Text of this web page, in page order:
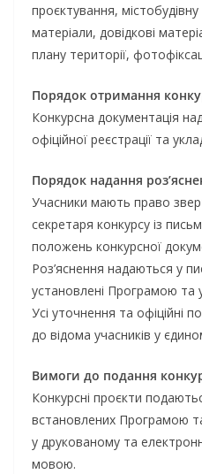
проєктування,
матеріали, довідкові
плану території,
Порядок отримання
Конкурсна документація
офіційної реєстрації та
Порядок надання
Учасники мають право
секретаря конкурсу із
положень конкурсної
Роз’яснення надаються у
установлені Програмою та
Усі уточнення та офіційні
до відома учасників у
Вимоги до подання
Конкурсні проєкти
встановлених Програмою
у друкованому та
мовою.